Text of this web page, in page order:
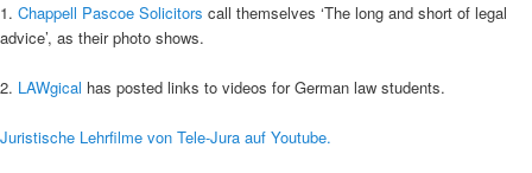
1. Chappell Pascoe Solicitors call themselves ‘The long and short of legal
advice’, as their photo shows.
2. LAWgical has posted links to videos for German law students.
Juristische Lehrfilme von Tele-Jura auf Youtube.